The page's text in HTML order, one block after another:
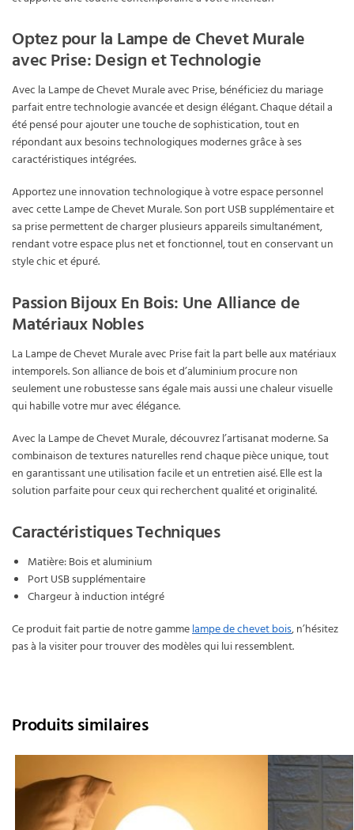
Optez pour la Lampe de Chevet Murale
avec Prise: Design et Technologie
Avec la Lampe de Chevet Murale avec Prise, bénéficiez du mariage
parfait entre technologie avancée et design élégant. Chaque détail a
été pensé pour ajouter une touche de sophistication, tout en
répondant aux besoins technologiques modernes grâce à ses
caractéristiques intégrées.
Apportez une innovation technologique à votre espace personnel
avec cette Lampe de Chevet Murale. Son port USB supplémentaire et
sa prise permettent de charger plusieurs appareils simultanément,
rendant votre espace plus net et fonctionnel, tout en conservant un
style chic et épuré.
Passion Bijoux En Bois: Une Alliance de
Matériaux Nobles
La Lampe de Chevet Murale avec Prise fait la part belle aux matériaux
intemporels. Son alliance de bois et d’aluminium procure non
seulement une robustesse sans égale mais aussi une chaleur visuelle
qui habille votre mur avec élégance.
Avec la Lampe de Chevet Murale, découvrez l’artisanat moderne. Sa
combinaison de textures naturelles rend chaque pièce unique, tout
en garantissant une utilisation facile et un entretien aisé. Elle est la
solution parfaite pour ceux qui recherchent qualité et originalité.
Caractéristiques Techniques
Matière: Bois et aluminium
Port USB supplémentaire
Chargeur à induction intégré
Ce produit fait partie de notre gammelampe de chevet bois, n’hésitez
pas à la visiter pour trouver des modèles qui lui ressemblent.
Produits similaires